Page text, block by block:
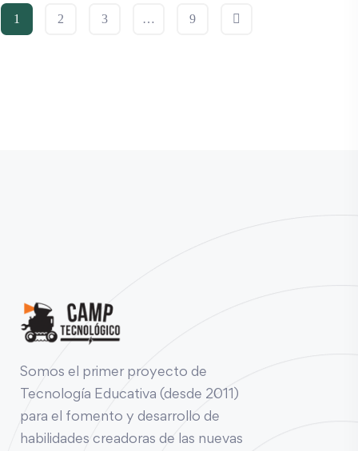
1 2 3 … 9
Somos el primer proyecto de
Tecnología Educativa (desde 2011)
para el fomento y desarrollo de
habilidades creadoras de las nuevas